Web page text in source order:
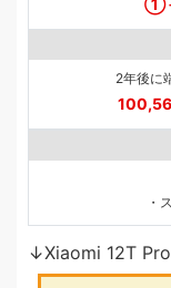
2年後に
・
↓Xiaomi 12T